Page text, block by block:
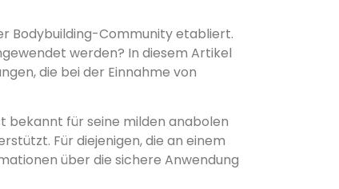
Bodybuilding-Community etabliert.
werden? In diesem Artikel
die bei der Einnahme von
bekannt für seine milden anabolen
Für diejenigen, die an einem
über die sichere Anwendung